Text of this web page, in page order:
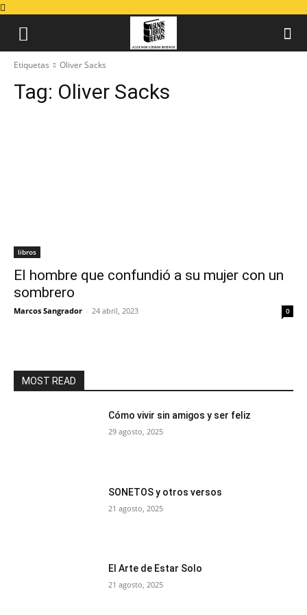
Etiquetas Oliver Sacks
Tag: Oliver Sacks
libros
El hombre que confundió a su mujer con un
sombrero
Marcos Sangrador - 24 abril, 2023 0
MOST READ
Cómo vivir sin amigos y ser feliz
29 agosto, 2025
SONETOS y otros versos
21 agosto, 2025
El Arte de Estar Solo
21 agosto, 2025